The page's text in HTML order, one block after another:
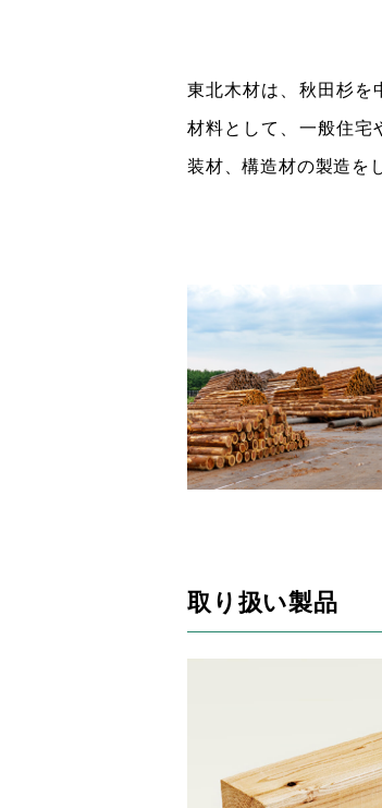
東北木材は、秋田杉を
材料として、一般住宅
装材、構造材の製造を
取り扱い製品